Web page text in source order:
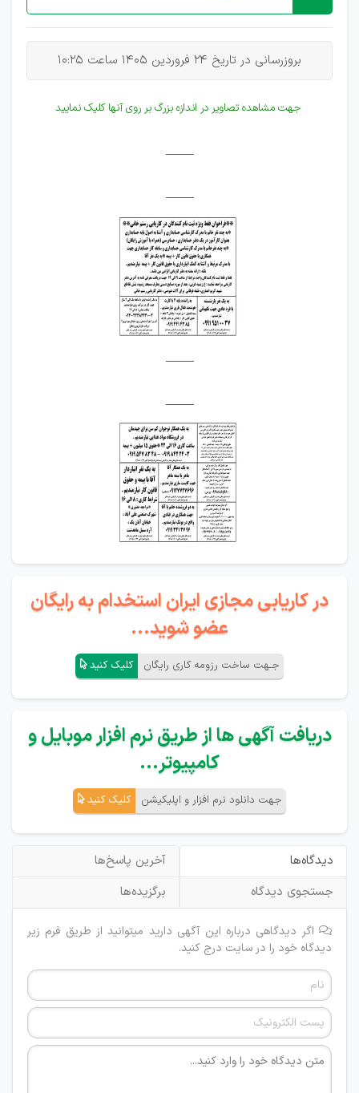
بروزرسانی در تاریخ 24 فروردین 1405 ساعت 10:25
جهت مشاهده تصاویر در اندازه بزرگ بر روی آنها کلیک نمایید
_____
_____
_____
_____
در کاریابی مجازی ایران استخدام به رایگان
عضو شوید...
جـهت ساخت رزومه کاری رایگان کلیک کنید
دریافت آگهی ها از طریق نرم افزار موبایل و
کامپیوتر...
جهت دانلود نرم افزار و اپلیکیشن کلیک کنید
دیدگاه‌ها
آخرین پاسخ‌ها
جستجوی دیدگاه
برگزیده‌ها
اگر دیدگاهی درباره این آگهی دارید میتوانید از طریق فرم زیر
دیدگاه خود را در سایت درج کنید.